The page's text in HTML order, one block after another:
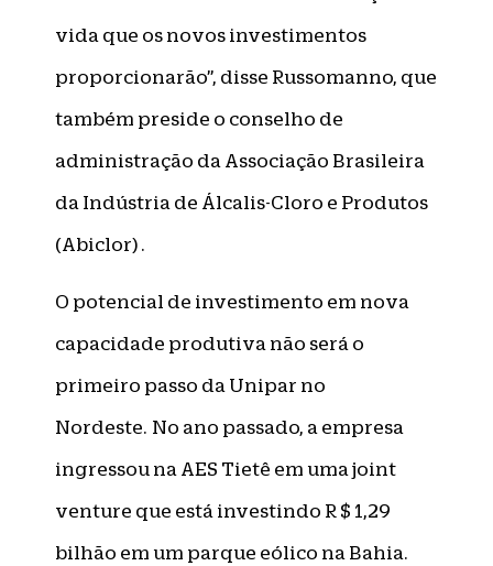
vida que os novos investimentos
proporcionarão”, disse Russomanno, que
também preside o conselho de
administração da Associação Brasileira
da Indústria de Álcalis-Cloro e Produtos
(Abiclor) .
O potencial de investimento em nova
capacidade produtiva não será o
primeiro passo da Unipar no
Nordeste. No ano passado, a empresa
ingressou na AES Tietê em uma joint
venture que está investindo R $ 1,29
bilhão em um parque eólico na Bahia.